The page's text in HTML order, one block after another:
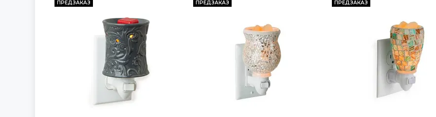
ПРЕДЗАКАЗ ПРЕДЗАКАЗ ПРЕДЗАКАЗ